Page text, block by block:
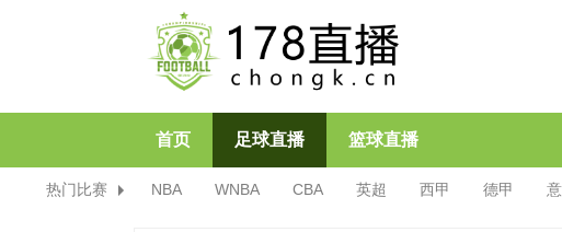
首页 足球直播 篮球直播
热门比赛 NBA WNBA CBA 英超 西甲 德甲